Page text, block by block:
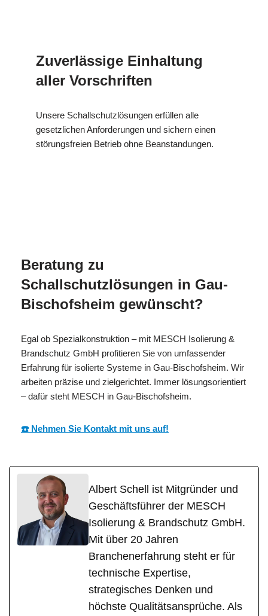
Zuverlässige Einhaltung
aller Vorschriften
Unsere Schallschutzlösungen erfüllen alle
gesetzlichen Anforderungen und sichern einen
störungsfreien Betrieb ohne Beanstandungen.
Beratung zu
Schallschutzlösungen in Gau-
Bischofsheim gewünscht?
Egal ob Spezialkonstruktion – mit MESCH Isolierung &
Brandschutz GmbH profitieren Sie von umfassender
Erfahrung für isolierte Systeme in Gau-Bischofsheim. Wir
arbeiten präzise und zielgerichtet. Immer lösungsorientiert
– dafür steht MESCH in Gau-Bischofsheim.
☎️ Nehmen Sie Kontakt mit uns auf!
Albert Schell ist Mitgründer und
Geschäftsführer der MESCH
Isolierung & Brandschutz GmbH.
Mit über 20 Jahren
Branchenerfahrung steht er für
technische Expertise,
strategisches Denken und
höchste Qualitätsansprüche. Als